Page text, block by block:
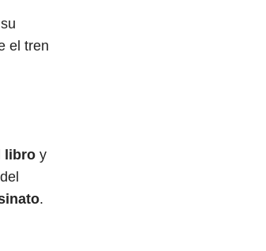
el tren
libro y
.